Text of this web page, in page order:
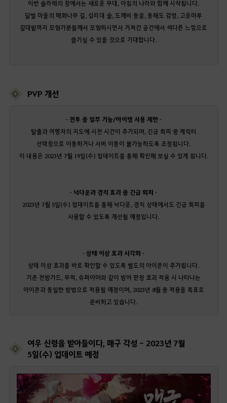
이번 솔라레의 창에서는 새로운 무대, 아침의 나라와 함께 시작됩니다.
달벌 마을의 매화나무 길, 십리대 숲, 도깨비 동굴, 동해도 감영, 고운마루
갈대밭까지 모험가분들께서 모험하시면서 거쳐간 공간에서 색다른 느낌으로
즐기실 수 있을 것으로 기대합니다.
PVP 개선
· 전투 중 일부 기능/아이템 사용 제한 ·
탈출과 여행자의 지도에 시전 시간이 추가되며, 긴급 회피 중 캐릭터
선택창으로 이동하거나 서버 이동이 불가능하도록 조정됩니다.
이 내용은 2023년 7월 19일(수) 업데이트를 통해 확인해 보실 수 있게 됩니다.
· 넉다운과 경직 효과 중 긴급 회피 ·
2023년 7월 5일(수) 업데이트를 통해 넉다운, 경직 상태에서도 긴급 회피를
사용할 수 있도록 개선될 예정입니다.
· 상태 이상 효과 시각화 ·
상태 이상 효과를 바로 확인할 수 있도록 별도의 아이콘이 추가됩니다.
기존 전방가드, 무적, 슈퍼아머와 같이 방어 판정 효과 적용 시 나타나는
아이콘과 동일한 방법으로 적용될 예정이며, 2023년 8월 중 적용을 목표로
준비하고 있습니다.
여우 신령을 받아들이다, 매구 각성 - 2023년 7월
5일(수) 업데이트 예정